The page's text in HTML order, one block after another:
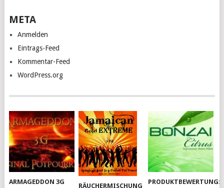
META
Anmelden
Eintrags-Feed
Kommentar-Feed
WordPress.org
ARMAGEDDON 3G
RÄUCHERMISCHUNG
PRODUKTBEWERTUNG: